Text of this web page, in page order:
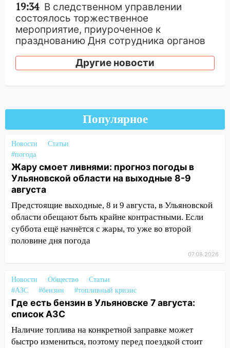
19:34 В следственном управлении
состоялось торжественное
мероприятие, приуроченное к
празднованию Дня сотрудника органов
19:30 Ульяновцев приглашают
18:11 Ульяновская область стала
пилотным регионом проекта
17:16
областной больницы поступили шесть
новых аппаратов ИВЛ
16:51 В Чердаклинском районе
ремонтируют дороги, ставят остановки
и проводят новое освещение
16:35 В Ульяновске установили ещё
девять бункеров для крупногабаритного
16:26
В Ульяновске бесплатно покажут
матч «Волги» под открытым небом
16:12 В Ульяновском госуниверситете
разработают отечественный прибор для
цифровой ПЦР
Другие новости
Популярное
Новости
Статьи
#погода
Жару смоет ливнями: прогноз погоды в
Ульяновской области на выходные 8-9
августа
Предстоящие выходные, 8 и 9 августа, в Ульяновской
области обещают быть крайне контрастными. Если
суббота ещё начнётся с жары, то уже во второй
половине дня погода
07.08.2026
Новости Общество
Статьи
#АЗС
#бензин #топливный кризис
Где есть бензин в Ульяновске 7 августа:
список АЗС
Наличие топлива на конкретной заправке может
быстро измениться, поэтому перед поездкой стоит